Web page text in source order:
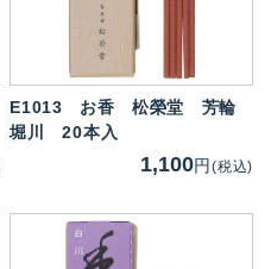
E1013
お香 松榮堂 芳輪
堀川 20本入
1,100円(税込)